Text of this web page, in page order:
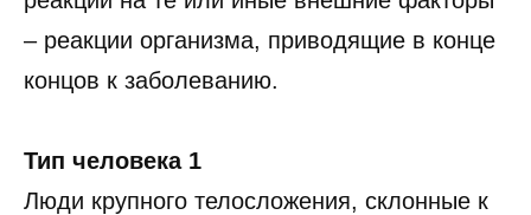
– реакции организма, приводящие в конце
концов к заболеванию.
Тип человека 1
Люди крупного телосложения, склонные к